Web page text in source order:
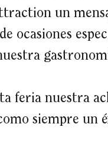
un
ocasiones
feria nuestra
siempre un